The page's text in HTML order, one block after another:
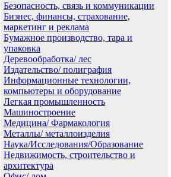
Безопасность, связь и коммуникации
Бизнес, финансы, страхование,
маркетинг и реклама
Бумажное производство, тара и
упаковка
Деревообработка/ лес
Издательство/ полиграфия
Информационные технологии,
компьютеры и оборудование
Легкая промышленность
Машиностроение
Медицина/ Фармакология
Металлы/ металлоизделия
Наука/Исследования/Образование
Недвижимость, строительство и
архитектура